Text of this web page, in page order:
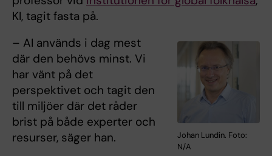
KI, tagit fasta på.
Johan Lundin. Foto:
N/A
– AI används i dag mest
där den behövs minst. Vi
har vänt på det
perspektivet och tagit den
till miljöer där det råder
brist på både experter och
resurser, säger han.